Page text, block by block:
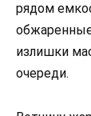
рядом
излишки
очереди.